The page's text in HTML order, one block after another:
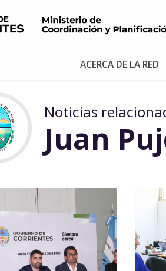
ACERCA DE LA RED
Noticias
Juan